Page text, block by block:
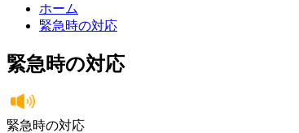
ホーム
緊急時の対応
緊急時の対応
緊急時の対応